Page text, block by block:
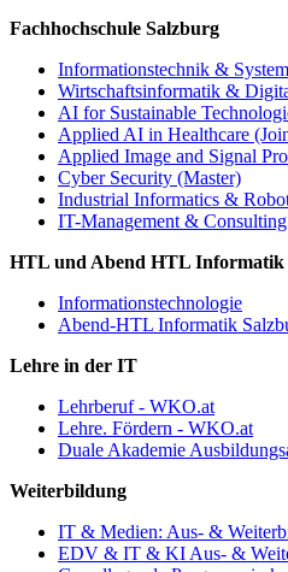
Fachhochschule Salzburg
Informationstechnik &
Wirtschaftsinformatik &
AI for Sustainable
Applied AI in Healthcare
Applied Image and Signal
Cyber Security (Master)
Industrial Informatics &
IT-Management &
HTL und Abend HTL Informatik
Informationstechnologie
Abend-HTL Informatik
Lehre in der IT
Lehrberuf - WKO.at
Lehre. Fördern - WKO.at
Duale Akademie
Weiterbildung
IT & Medien: Aus- &
EDV & IT & KI Aus- &